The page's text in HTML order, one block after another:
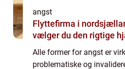
angst
Flyttefirma i nordsjælland
vælger du den rigtige
Alle former for angst er
problematiske og